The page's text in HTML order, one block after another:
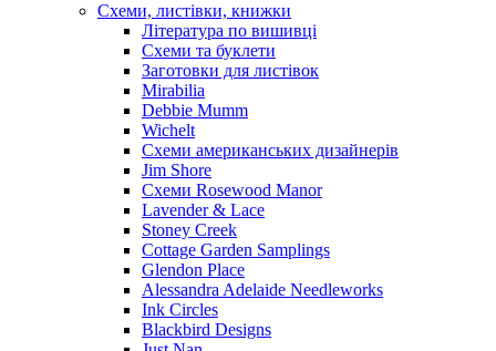
Схеми, листівки, книжки
Література по вишивці
Схеми та буклети
Заготовки для листівок
Mirabilia
Debbie Mumm
Wichelt
Схеми американських дизайнерів
Jim Shore
Cхеми Rosewood Manor
Lavender & Lace
Stoney Creek
Cottage Garden Samplings
Glendon Place
Alessandra Adelaide Needleworks
Ink Circles
Blackbird Designs